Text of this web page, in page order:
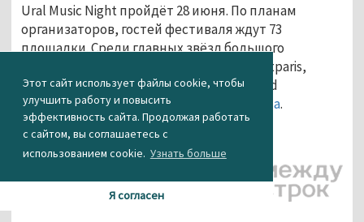
Этот сайт использует файлы cookie, чтобы
улучшить работу и повысить
эффективность сайта. Продолжая работать
с сайтом, вы соглашаетесь с
использованием cookie. Узнать больше
Я согласен
Ural Music Night пройдёт 28 июня. По планам
организаторов, гостей фестиваля ждут 73
площадки. Среди главных звёзд большого
, Shortparis,
Grupo Fantasma (США), Jazzrausch BigBand
(Германия), Иван Бессонов и Рита
Дакота.
Фото: ЕТВ